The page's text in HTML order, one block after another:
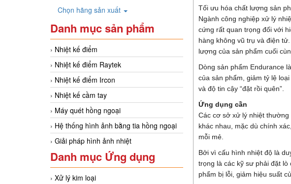
Chọn hãng sản xuất
Danh mục sản phẩm
Nhiệt kế điểm
Nhiệt kế điểm Raytek
Nhiệt kế điểm Ircon
Nhiệt kế cầm tay
Máy quét hồng ngoại
Hệ thống hình ảnh bằng tia hồng ngoại
Giải pháp hình ảnh nhiệt
Danh mục Ứng dụng
Xử lý kim loại
Tối ưu hóa chất lượng sản
Ngành công nghiệp xử lý
cứng rất quan trọng đối với
hàng không vũ trụ và điện
lượng của sản phẩm cuối
Dòng sản phẩm Endurance
của sản phẩm, giảm tỷ lệ
và độ tin cậy “đặt rồi quên”.
Ứng dụng cần
Các cơ sở xử lý nhiệt thường
khác nhau, mặc dù chính
mỗi mẻ.
Bởi vì cấu hình nhiệt độ là
trọng là các kỹ sư phải đặt
phẩm bị lỗi, giảm hiệu suất